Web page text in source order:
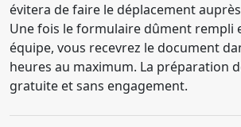
évitera de faire le déplacement
Une fois le formulaire dûment rempli
équipe, vous recevrez le document
heures au maximum. La préparation
gratuite et sans engagement.